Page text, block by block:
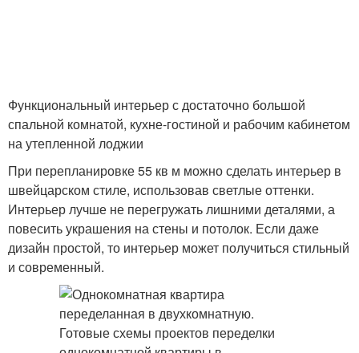
Функциональный интерьер с достаточно большой
спальной комнатой, кухне-гостиной и рабочим кабинетом
на утепленной лоджии
При перепланировке 55 кв м можно сделать интерьер в
швейцарском стиле, использовав светлые оттенки.
Интерьер лучше не перегружать лишними деталями, а
повесить украшения на стены и потолок. Если даже
дизайн простой, то интерьер может получиться стильный
и современный.